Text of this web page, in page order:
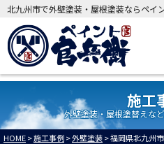
北九州市で外壁塗装・屋根塗装ならペイ
施工
外壁塗装・屋根塗替えな
HOME>施工事例>外壁塗装>福岡県北九州